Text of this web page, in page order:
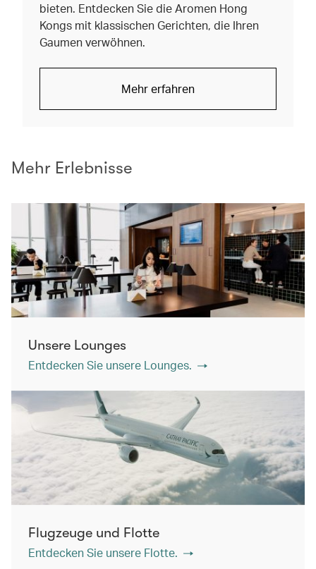
bieten. Entdecken Sie die Aromen Hong
Kongs mit klassischen Gerichten, die Ihren
Gaumen verwöhnen.
Mehr erfahren
Mehr Erlebnisse
Unsere Lounges
Entdecken Sie unsere Lounges.
Flugzeuge und Flotte
Entdecken Sie unsere Flotte.